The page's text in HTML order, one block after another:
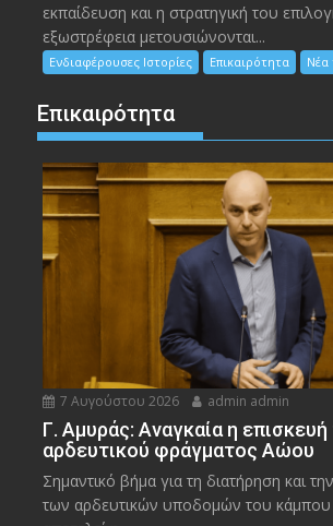
εκπαίδευση και η στρατηγική του
εξωστρέφεια μετουσιώνονται...
Ενδιαφέρουσες Ιστορίες Επικαιρότητα
Επικαιρότητα
7 Αυγούστου 2026 admin admin
Γ. Αμυράς: Αναγκαία η επισκευή
αρδευτικού φράγματος Αώου
Σημαντικό βήμα για τη διατήρηση και
των αρδευτικών υποδομών του κάμπου